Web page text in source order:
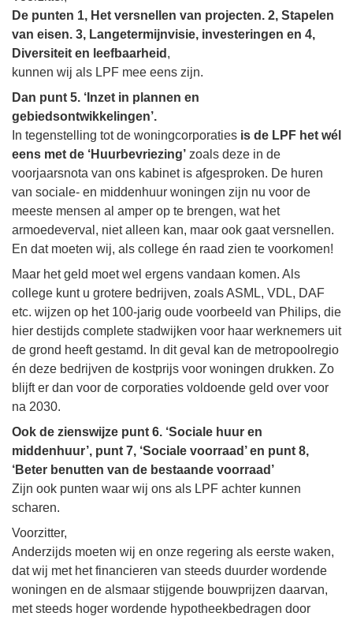
De punten 1, Het versnellen van projecten. 2, Stapelen
van eisen. 3, Langetermijnvisie, investeringen en 4,
Diversiteit en leefbaarheid ,
kunnen wij als LPF mee eens zijn.
Dan punt 5. ‘Inzet in plannen en
gebiedsontwikkelingen’.
In tegenstelling tot de woningcorporaties is de LPF het wél
eens met de ‘Huurbevriezing’ zoals deze in de
voorjaarsnota van ons kabinet is afgesproken. De huren
van sociale- en middenhuur woningen zijn nu voor de
meeste mensen al amper op te brengen, wat het
armoedeverval, niet alleen kan, maar ook gaat versnellen.
En dat moeten wij, als college én raad zien te voorkomen!
Maar het geld moet wel ergens vandaan komen. Als
college kunt u grotere bedrijven, zoals ASML, VDL, DAF
etc. wijzen op het 100-jarig oude voorbeeld van Philips, die
hier destijds complete stadwijken voor haar werknemers uit
de grond heeft gestamd. In dit geval kan de metropoolregio
én deze bedrijven de kostprijs voor woningen drukken. Zo
blijft er dan voor de corporaties voldoende geld over voor
na 2030.
Ook de zienswijze punt 6. ‘Sociale huur en
middenhuur’, punt 7, ‘Sociale voorraad’ en punt 8,
‘Beter benutten van de bestaande voorraad’
Zijn ook punten waar wij ons als LPF achter kunnen
scharen.
Voorzitter,
Anderzijds moeten wij en onze regering als eerste waken,
dat wij met het financieren van steeds duurder wordende
woningen en de alsmaar stijgende bouwprijzen daarvan,
met steeds hoger wordende hypotheekbedragen door